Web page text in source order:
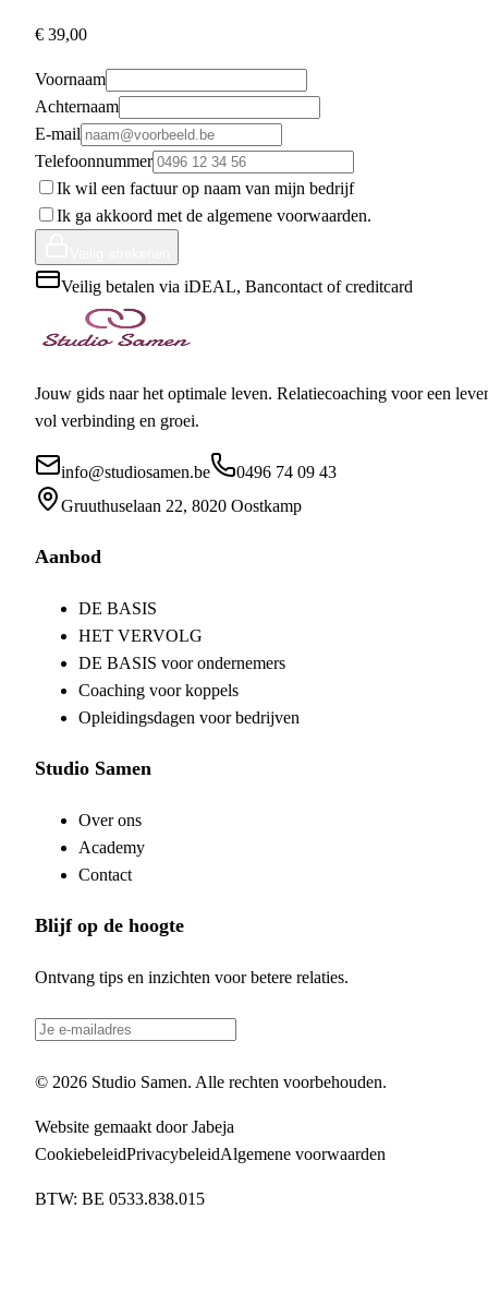
€ 39,00
Voornaam
Achternaam
E-mail
Telefoonnummer
Ik wil een factuur op naam van mijn bedrijf
Ik ga akkoord met de algemene voorwaarden.
Veilig betalen via iDEAL, Bancontact of creditcard
Jouw gids naar het optimale leven. Relatiecoaching voor een
vol verbinding en groei.
info@studiosamen.be
0496 74 09 43
Gruuthuselaan 22, 8020 Oostkamp
Aanbod
DE BASIS
HET VERVOLG
DE BASIS voor ondernemers
Coaching voor koppels
Opleidingsdagen voor bedrijven
Studio Samen
Over ons
Academy
Contact
Blijf op de hoogte
Ontvang tips en inzichten voor betere relaties.
© 2026 Studio Samen. Alle rechten voorbehouden.
Website gemaakt door Jabeja
CookiebeleidPrivacybeleidAlgemene voorwaarden
BTW: BE 0533.838.015